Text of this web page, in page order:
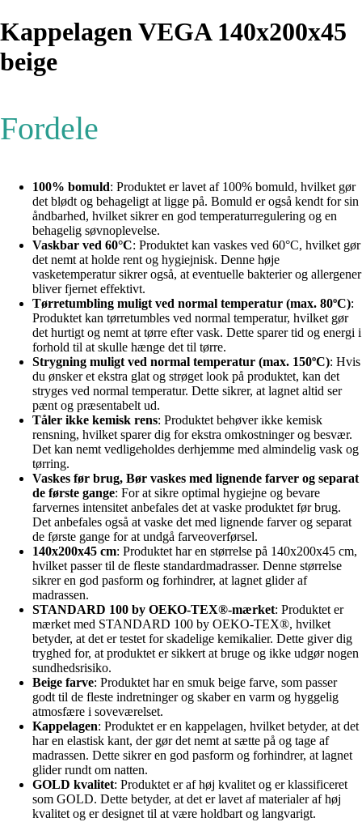
Kappelagen VEGA 140x200x45
beige
Fordele
100% bomuld: Produktet er lavet af 100% bomuld, hvilket gør
det blødt og behageligt at ligge på. Bomuld er også kendt for sin
åndbarhed, hvilket sikrer en god temperaturregulering og en
behagelig søvnoplevelse.
Vaskbar ved 60°C: Produktet kan vaskes ved 60°C, hvilket gør
det nemt at holde rent og hygiejnisk. Denne høje
vasketemperatur sikrer også, at eventuelle bakterier og allergener
bliver fjernet effektivt.
Tørretumbling muligt ved normal temperatur (max. 80ºC):
Produktet kan tørretumbles ved normal temperatur, hvilket gør
det hurtigt og nemt at tørre efter vask. Dette sparer tid og energi i
forhold til at skulle hænge det til tørre.
Strygning muligt ved normal temperatur (max. 150ºC): Hvis
du ønsker et ekstra glat og strøget look på produktet, kan det
stryges ved normal temperatur. Dette sikrer, at lagnet altid ser
pænt og præsentabelt ud.
Tåler ikke kemisk rens: Produktet behøver ikke kemisk
rensning, hvilket sparer dig for ekstra omkostninger og besvær.
Det kan nemt vedligeholdes derhjemme med almindelig vask og
tørring.
Vaskes før brug, Bør vaskes med lignende farver og separat
de første gange: For at sikre optimal hygiejne og bevare
farvernes intensitet anbefales det at vaske produktet før brug.
Det anbefales også at vaske det med lignende farver og separat
de første gange for at undgå farveoverførsel.
140x200x45 cm: Produktet har en størrelse på 140x200x45 cm,
hvilket passer til de fleste standardmadrasser. Denne størrelse
sikrer en god pasform og forhindrer, at lagnet glider af
madrassen.
STANDARD 100 by OEKO-TEX®-mærket: Produktet er
mærket med STANDARD 100 by OEKO-TEX®, hvilket
betyder, at det er testet for skadelige kemikalier. Dette giver dig
tryghed for, at produktet er sikkert at bruge og ikke udgør nogen
sundhedsrisiko.
Beige farve: Produktet har en smuk beige farve, som passer
godt til de fleste indretninger og skaber en varm og hyggelig
atmosfære i soveværelset.
Kappelagen: Produktet er en kappelagen, hvilket betyder, at det
har en elastisk kant, der gør det nemt at sætte på og tage af
madrassen. Dette sikrer en god pasform og forhindrer, at lagnet
glider rundt om natten.
GOLD kvalitet: Produktet er af høj kvalitet og er klassificeret
som GOLD. Dette betyder, at det er lavet af materialer af høj
kvalitet og er designet til at være holdbart og langvarigt.